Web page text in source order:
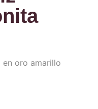
oro amarillo